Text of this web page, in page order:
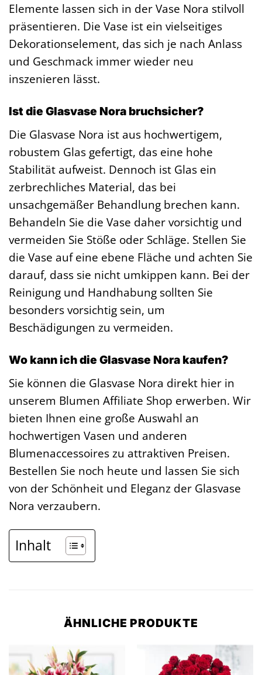
Elemente lassen sich in der Vase Nora stilvoll
präsentieren. Die Vase ist ein vielseitiges
Dekorationselement, das sich je nach Anlass
und Geschmack immer wieder neu
inszenieren lässt.
Ist die Glasvase Nora bruchsicher?
Die Glasvase Nora ist aus hochwertigem,
robustem Glas gefertigt, das eine hohe
Stabilität aufweist. Dennoch ist Glas ein
zerbrechliches Material, das bei
unsachgemäßer Behandlung brechen kann.
Behandeln Sie die Vase daher vorsichtig und
vermeiden Sie Stöße oder Schläge. Stellen Sie
die Vase auf eine ebene Fläche und achten Sie
darauf, dass sie nicht umkippen kann. Bei der
Reinigung und Handhabung sollten Sie
besonders vorsichtig sein, um
Beschädigungen zu vermeiden.
Wo kann ich die Glasvase Nora kaufen?
Sie können die Glasvase Nora direkt hier in
unserem Blumen Affiliate Shop erwerben. Wir
bieten Ihnen eine große Auswahl an
hochwertigen Vasen und anderen
Blumenaccessoires zu attraktiven Preisen.
Bestellen Sie noch heute und lassen Sie sich
von der Schönheit und Eleganz der Glasvase
Nora verzaubern.
Inhalt
ÄHNLICHE PRODUKTE